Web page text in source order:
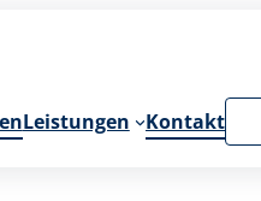
Leistungen Kontakt